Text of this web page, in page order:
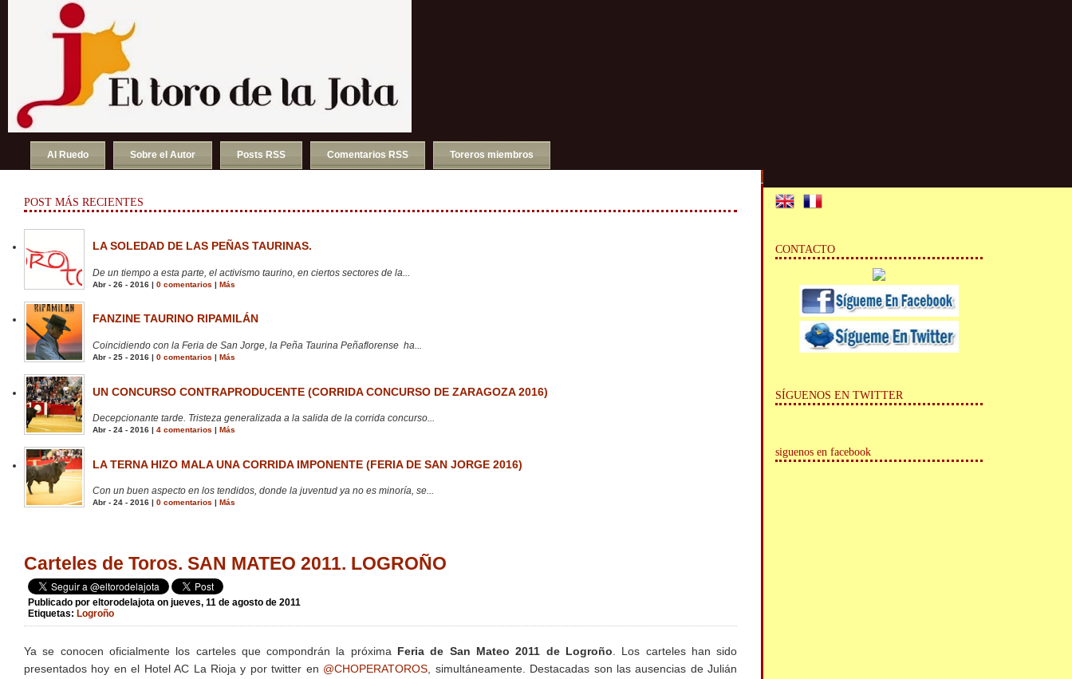
Al Ruedo Sobre el Autor Posts RSS Comentarios RSS Toreros miembros
POST MÁS RECIENTES
LA SOLEDAD DE LAS PEÑAS TAURINAS.
De un tiempo a esta parte, el activismo taurino, en ciertos sectores de la...
Abr - 26 - 2016 | 0 comentarios | Más
FANZINE TAURINO RIPAMILÁN
Coincidiendo con la Feria de San Jorge, la Peña Taurina Peñaflorense ha...
Abr - 25 - 2016 | 0 comentarios | Más
UN CONCURSO CONTRAPRODUCENTE (CORRIDA CONCURSO DE ZARAGOZA 2016)
Decepcionante tarde. Tristeza generalizada a la salida de la corrida concurso...
Abr - 24 - 2016 | 4 comentarios | Más
LA TERNA HIZO MALA UNA CORRIDA IMPONENTE (FERIA DE SAN JORGE 2016)
Con un buen aspecto en los tendidos, donde la juventud ya no es minoría, se...
Abr - 24 - 2016 | 0 comentarios Más
Carteles de Toros. SAN MATEO 2011. LOGROÑO
Publicado por eltorodelajota on jueves, 11 de agosto de 2011
Etiquetas: Logroño
Ya se conocen oficialmente los carteles que compondrán la próxima Feria de San Mateo 2011 de Logroño . Los carteles han sido
presentados hoy en el Hotel AC La Rioja y por twitter en @CHOPERATOROS , simultáneamente. Destacadas son las ausencias de Julián
CONTACTO
SÍGUENOS EN TWITTER
siguenos en facebook